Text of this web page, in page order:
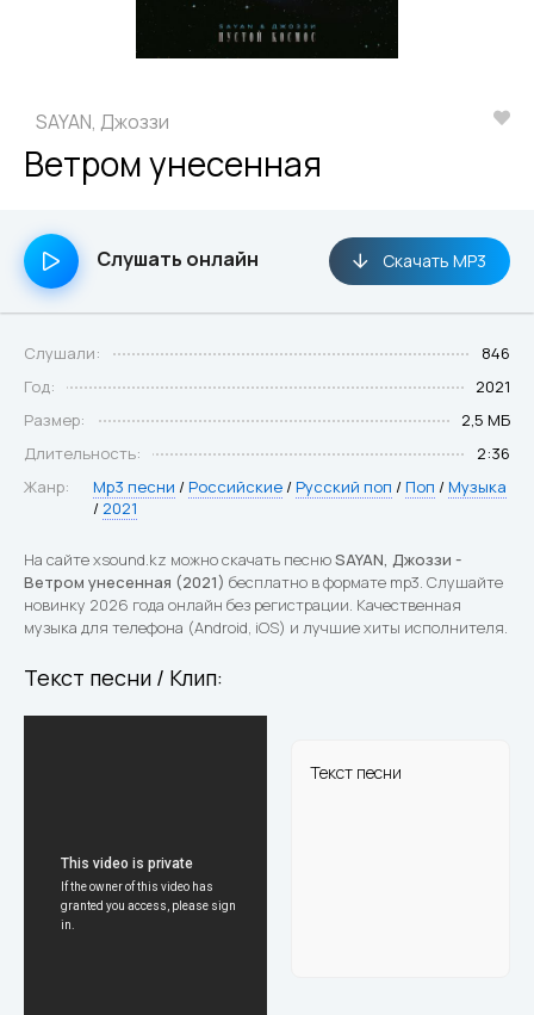
SAYAN, Джоззи
Ветром унесенная
Слушать онлайн Скачать MP3
Слушали:
846
Год:
2021
Размер:
2,5 МБ
Длительность:
2:36
Жанр:
Mp3 песни / Российские / Русский поп / Поп / Музыка
/ 2021
На сайте xsound.kz можно скачать песнюSAYAN, Джоззи -
Ветром унесенная (2021) бесплатно в формате mp3. Слушайте
новинку 2026 года онлайн без регистрации. Качественная
музыка для телефона (Android, iOS) и лучшие хиты исполнителя.
Текст песни / Клип:
Текст песни